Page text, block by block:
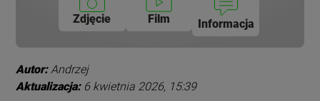
Zdjęcie Film Informacja
Autor: Andrzej
Aktualizacja: 6 kwietnia 2026, 15:39